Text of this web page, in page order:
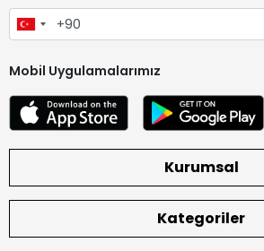
Mobil Uygulamalarımız
Kurumsal
Kategoriler